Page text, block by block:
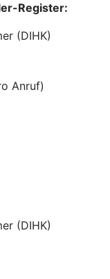
Register:
(DIHK)
Anruf)
(DIHK)